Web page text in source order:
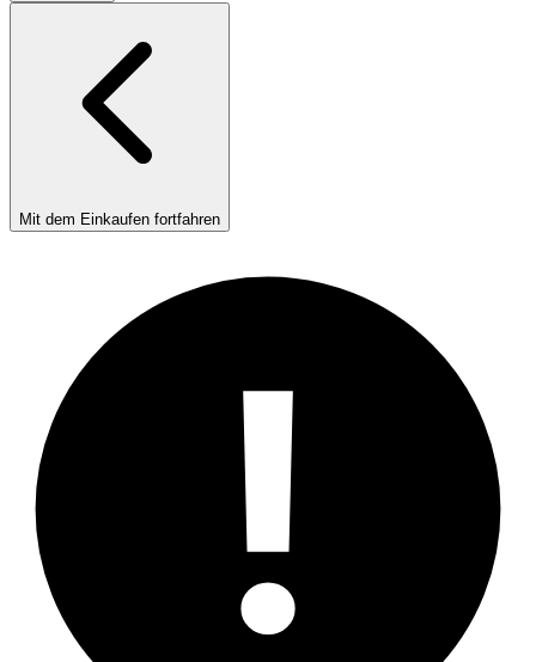
Mit dem Einkaufen fortfahren